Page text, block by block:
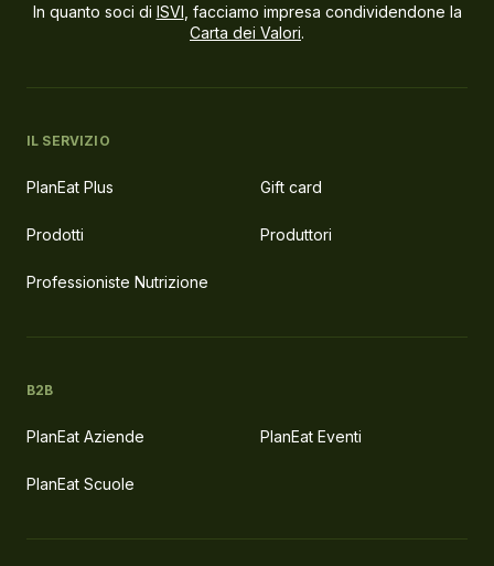
In quanto soci di ISVI , facciamo impresa condividendone la
Carta dei Valori.
IL SERVIZIO
PlanEat Plus Gift card
Prodotti Produttori
Professioniste Nutrizione
B2B
PlanEat Aziende PlanEat Eventi
PlanEat Scuole